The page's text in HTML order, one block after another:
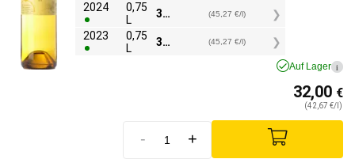
2024
0,75
L
33,95 (45,27 €/l)
2023
0,75
L
33,95 (45,27 €/l)
Auf Lager i
32,00 €
(42,67 €/l)
- +